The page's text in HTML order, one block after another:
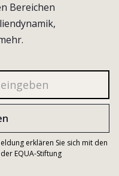
Bereichen
erklären Sie sich mit den
der EQUA-Stiftung